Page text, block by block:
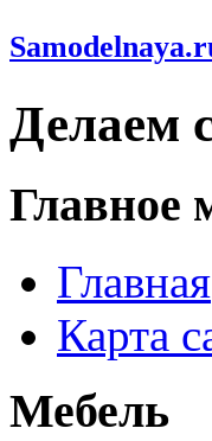
Делаем
Главное
Главная
Карта
Мебель